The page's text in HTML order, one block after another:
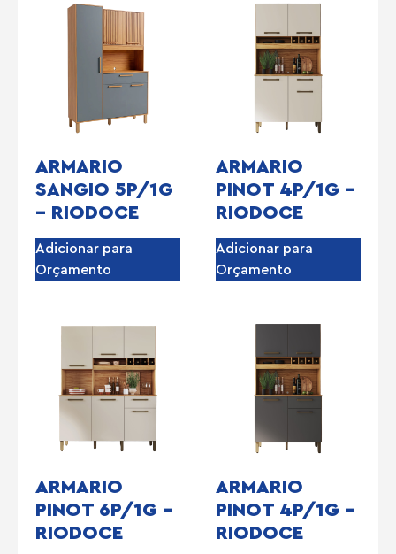
ARMARIO
SANGIO 5P/1G
– RIODOCE
Adicionar para
Orçamento
ARMARIO
PINOT 4P/1G –
RIODOCE
Adicionar para
Orçamento
ARMARIO
PINOT 6P/1G –
RIODOCE
ARMARIO
PINOT 4P/1G –
RIODOCE